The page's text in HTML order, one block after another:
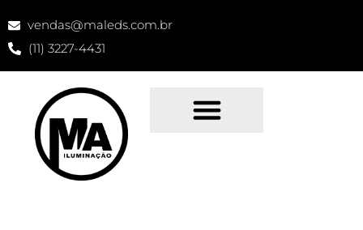
vendas@maleds.com.br
(11) 3227-4431